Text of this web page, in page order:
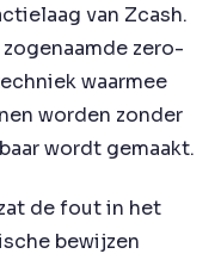
van Zcash.
zero-
waarmee
worden zonder
wordt gemaakt.
de fout in het
bewijzen